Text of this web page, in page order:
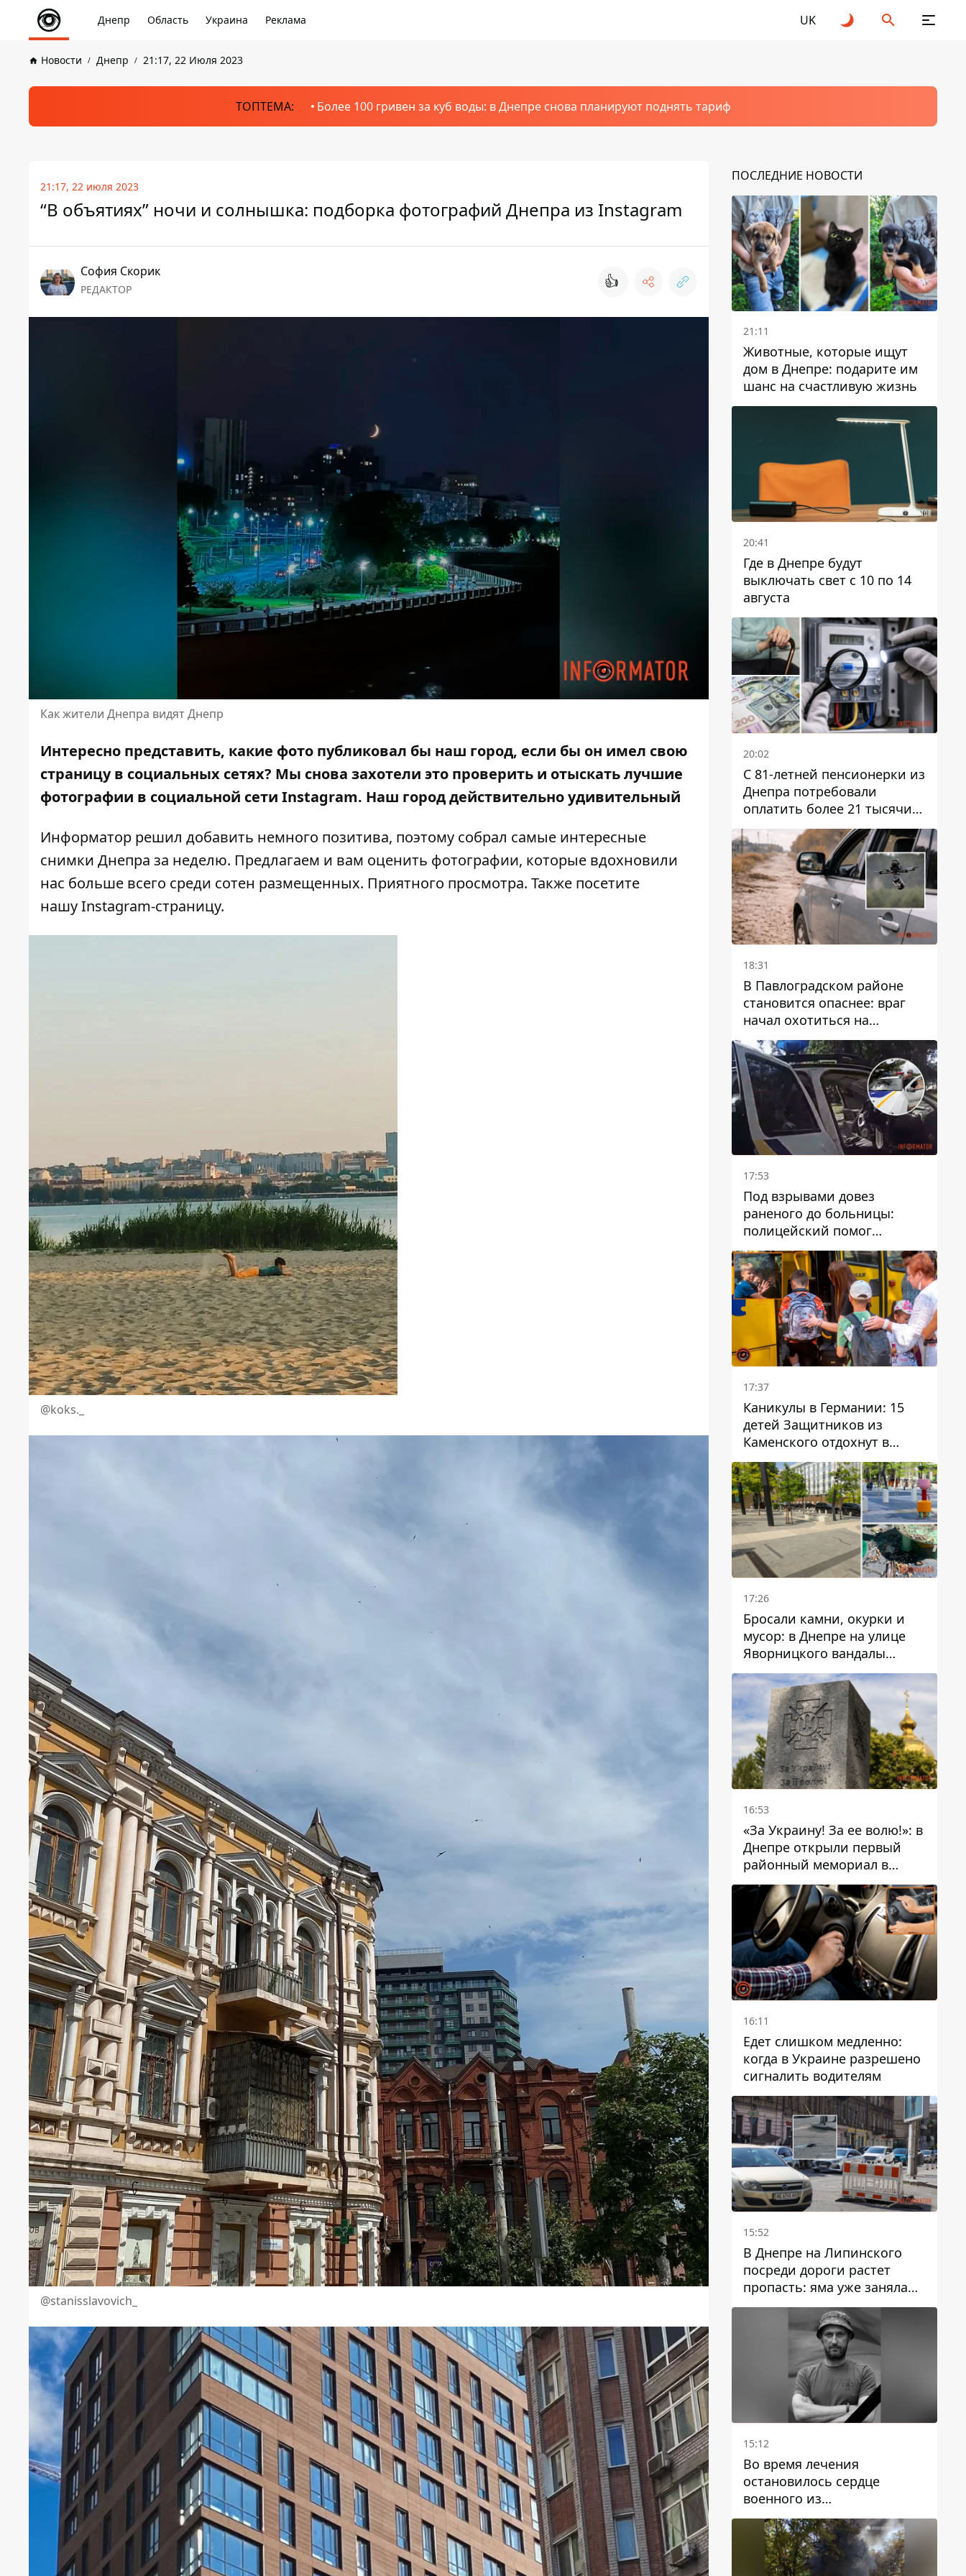
Днепр Область Украина Реклама UK
Новости Днепр 21:17, 22 Июля 2023
ТОПТЕМА: Более 100 гривен за куб воды: в Днепре снова планируют поднять тариф
21:17, 22 июля 2023
“В объятиях” ночи и солнышка: подборка фотографий Днепра из Instagram
София Скорик
РЕДАКТОР 👍
Как жители Днепра видят Днепр
Интересно представить, какие фото публиковал бы наш город, если бы он имел свою
страницу в социальных сетях? Мы снова захотели это проверить и отыскатьлучшие
фотографии в социальной сети Instagram. Наш город действительно удивительный
Информатор решил добавить немного позитива, поэтому собрал самые интересные
снимки Днепра за неделю. Предлагаем и вам оценить фотографии, которые вдохновили
нас больше всего среди сотен размещенных. Приятного просмотра. Также посетите
нашуInstagram-страницу.
@koks._
@stanisslavovich_
ПОСЛЕДНИЕ НОВОСТИ
21:11
Животные, которые ищут
дом в Днепре: подарите им
шанс на счастливую жизнь
20:41
Где в Днепре будут
выключать свет с 10 по 14
августа
20:02
С 81-летней пенсионерки из
Днепра потребовали
оплатить более 21 тысячи
гривен за "вмешательство в
работу счетчика"
18:31
В Павлоградском районе
становится опаснее: враг
начал охотиться на
гражданский и военный
транспорт
17:53
Под взрывами довез
раненого до больницы:
полицейский помог
пострадавшему после атаки
на Каменский район
17:37
Каникулы в Германии: 15
детей Защитников из
Каменского отдохнут в
Вуппертале
17:26
Бросали камни, окурки и
мусор: в Днепре на улице
Яворницкого вандалы
повредили питьевые
фонтаны
16:53
«За Украину! За ее волю!»: в
Днепре открыли первый
районный мемориал в
честь погибших
Защитников
16:11
Едет слишком медленно:
когда в Украине разрешено
сигналить водителям
15:52
В Днепре на Липинского
посреди дороги растет
пропасть: яма уже заняла
полосу движения
15:12
Во время лечения
остановилось сердце
военного из
Днепропетровской области
Ростислава Лупашко